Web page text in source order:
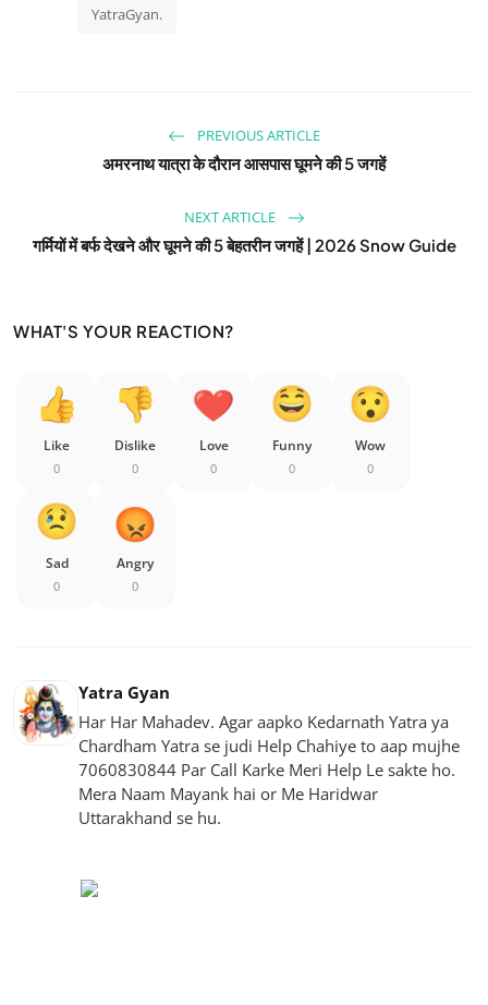
YatraGyan.
PREVIOUS ARTICLE
अमरनाथ यात्रा के दौरान आसपास घूमने की 5 जगहें
NEXT ARTICLE
गर्मियों में बर्फ देखने और घूमने की 5 बेहतरीन जगहें | 2026 Snow Guide
WHAT'S YOUR REACTION?
Like
0
Dislike
0
Love
0
Funny
0
Wow
0
Sad
0
Angry
0
Yatra Gyan
Har Har Mahadev. Agar aapko Kedarnath Yatra ya
Chardham Yatra se judi Help Chahiye to aap mujhe
7060830844 Par Call Karke Meri Help Le sakte ho.
Mera Naam Mayank hai or Me Haridwar
Uttarakhand se hu.